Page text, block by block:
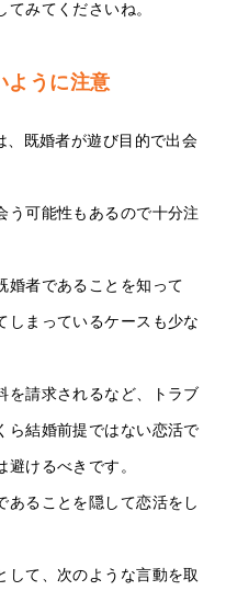
みてくださいね。
ように注意
、既婚者が遊び目的で出会
う可能性もあるので十分注
婚者であることを知って
しまっているケースも少な
を請求されるなど、トラブ
ら結婚前提ではない恋活で
けるべきです。
あることを隠して恋活をし
して、次のような言動を取